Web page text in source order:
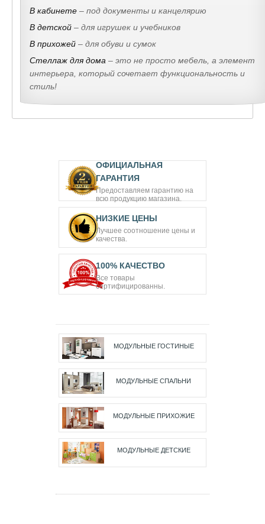
В кабинете – под документы и канцелярию
В детской – для игрушек и учебников
В прихожей – для обуви и сумок
Стеллаж для дома – это не просто мебель, а элемент
интерьера, который сочетает функциональность и
стиль!
ОФИЦИАЛЬНАЯ
ГАРАНТИЯ
Предоставляем гарантию на
всю продукцию магазина.
НИЗКИЕ ЦЕНЫ
Лучшее соотношение цены и
качества.
100% КАЧЕСТВО
Все товары
сертифицированны.
МОДУЛЬНЫЕ ГОСТИНЫЕ
МОДУЛЬНЫЕ СПАЛЬНИ
МОДУЛЬНЫЕ ПРИХОЖИЕ
МОДУЛЬНЫЕ ДЕТСКИЕ